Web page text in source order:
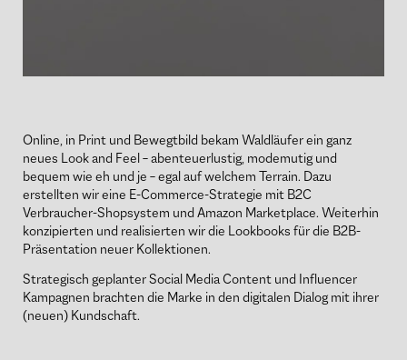
Online, in Print und Bewegtbild bekam Waldläufer ein ganz
neues Look and Feel – abenteuerlustig, modemutig und
bequem wie eh und je – egal auf welchem Terrain. Dazu
erstellten wir eine E-Commerce-Strategie mit B2C
Verbraucher-Shopsystem und Amazon Marketplace. Weiterhin
konzipierten und realisierten wir die Lookbooks für die B2B-
Präsentation neuer Kollektionen.
Strategisch geplanter Social Media Content und Influencer
Kampagnen brachten die Marke in den digitalen Dialog mit ihrer
(neuen) Kundschaft.